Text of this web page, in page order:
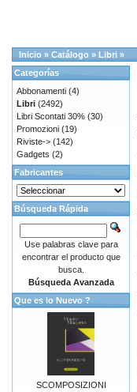
Inicio » Catálogo » Libri »
Categorías
Abbonamenti (4)
Libri (2492)
Libri Scontati 30% (30)
Promozioni (19)
Riviste-> (142)
Gadgets (2)
Fabricantes
Búsqueda Rápida
Use palabras clave para
encontrar el producto que
busca.
Búsqueda Avanzada
Que es lo Nuevo ?
SCOMPOSIZIONI